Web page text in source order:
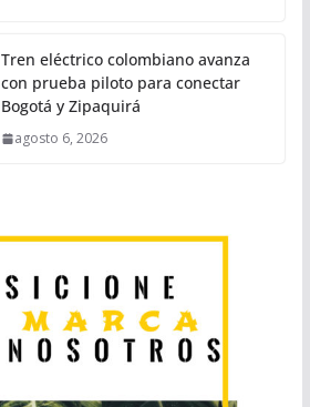
Tren eléctrico colombiano avanza
con prueba piloto para conectar
Bogotá y Zipaquirá
agosto 6, 2026